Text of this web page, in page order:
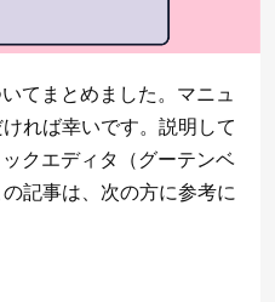
てまとめました。マニュ
れば幸いです。説明して
クエディタ（グーテンベ
記事は、次の方に参考に